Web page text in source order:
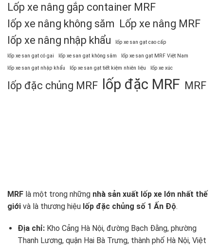
Lốp xe nâng gắp container MRF
lốp xe nâng không săm Lốp xe nâng MRF
lốp xe nâng nhập khẩu
lốp xe san gạt cao cấp
lốp xe san gạt có gai lốp xe san gạt không săm
lốp xe san gạt MRF Việt Nam
lốp xe san gạt nhập khẩu
lốp xe san gạt tiết kiệm nhiên liệu lốp xe xúc
lốp đặc chủng MRF lốp đặc MRF MRF
MRF là một trong những nhà sản xuất lốp xe lớn nhất thế
giới và là thương hiệu lốp đặc chủng số 1 Ấn Độ.
Địa chỉ:Kho Cảng Hà Nội, đường Bạch Đằng, phường
Thanh Lương, quận Hai Bà Trưng, thành phố Hà Nội, Việt